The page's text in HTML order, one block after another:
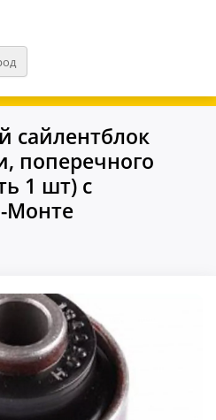
удобнее
сайлентблок
поперечного
1 шт) с
Монте